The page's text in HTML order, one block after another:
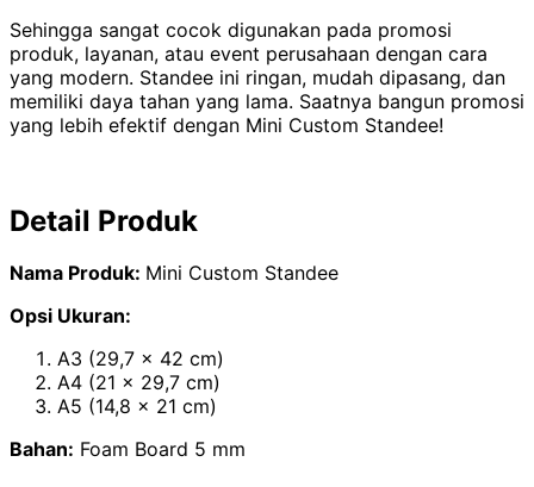
Sehingga sangat cocok digunakan pada promosi
produk, layanan, atau event perusahaan dengan cara
yang modern. Standee ini ringan, mudah dipasang, dan
memiliki daya tahan yang lama. Saatnya bangun promosi
yang lebih efektif dengan Mini Custom Standee!
Detail Produk
Nama Produk: Mini Custom Standee
Opsi Ukuran:
A3 (29,7 x 42 cm)
A4 (21 x 29,7 cm)
A5 (14,8 x 21 cm)
Bahan: Foam Board 5 mm